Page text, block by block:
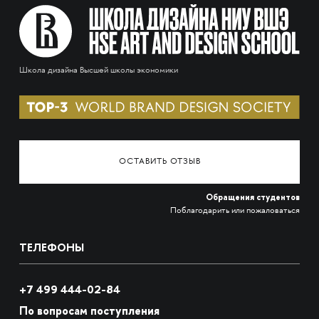
Школа дизайна Высшей школы экономики
ОСТАВИТЬ ОТЗЫВ
Обращения студентов
Поблагодарить или пожаловаться
ТЕЛЕФОНЫ
+7 499 444-02-84
По вопросам поступления